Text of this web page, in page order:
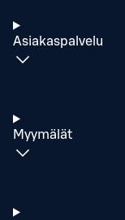
Asiakaspalvelu
Myymälät